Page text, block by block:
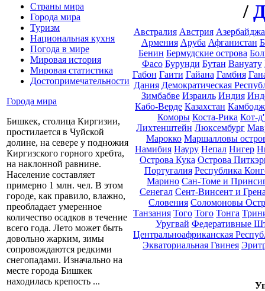
Страны мира
Города мира
Туризм
Национальная кухня
Погода в мире
Мировая история
Мировая статистика
Достопримечательности
Города мира
Бишкек, столица Киргизии,
простилается в Чуйской
долине, на севере у подножия
Киргизского горного хребта,
на наклонной равнине.
Население составляет
примерно 1 млн. чел. В этом
городе, как правило, влажно,
преобладает умеренное
количество осадков в течение
всего года. Лето может быть
довольно жарким, зимы
сопровождаются редкими
снегопадами. Изначально на
месте города Бишкек
находилась крепость ...
/
Австралия Австрия
Армения Аруба Афганистан
Бенин Бермудские острова
Фасо Бурунди Бутан Вануату
Габон Гаити Гайана Гамбия
Дания Демократическая
Зимбабве Израиль Индия
Кабо-Верде Казахстан
Коморы Коста-Рика Кот-
Лихтенштейн Люксембург
Марокко Маршалловы
Намибия Науру Непал Нигер
Острова Кука Острова
Португалия Республика
Марино Сан-Томе и
Сенегал Сент-Винсент и
Словения Соломоновы
Танзания Того Того Тонга
Уругвай Федеративные
Центральноафриканская
Экваториальная Гвинея